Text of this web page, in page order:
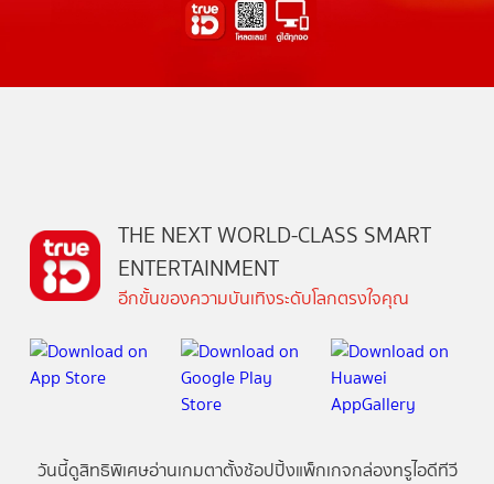
THE NEXT WORLD-CLASS SMART
ENTERTAINMENT
อีกขั้นของความบันเทิงระดับโลกตรงใจคุณ
วันนี้ดูสิทธิพิเศษอ่านเกมตาตั้งช้อปปิ้งแพ็กเกจกล่องทรูไอดีทีวี